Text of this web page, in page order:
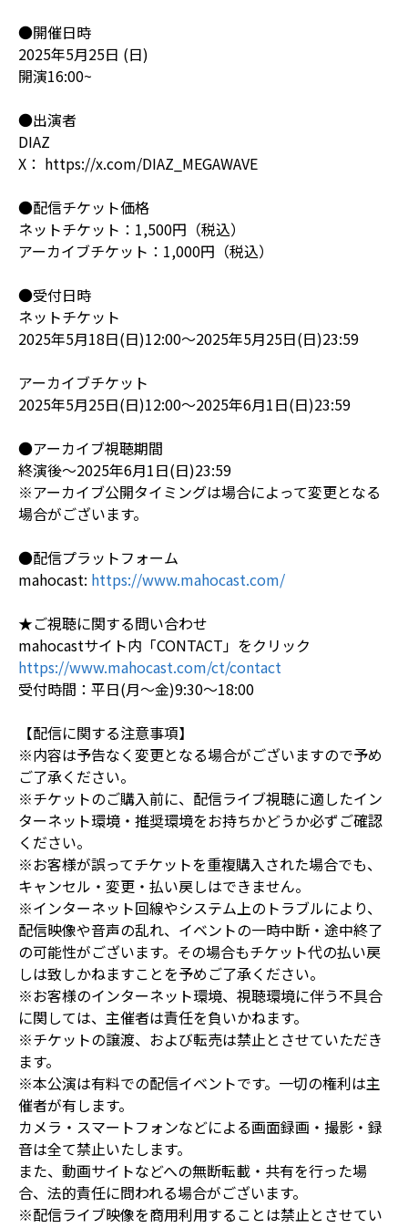
●開催日時
2025年5月25日 (日)
開演16:00~
●出演者
DIAZ
X： https://x.com/DIAZ_MEGAWAVE
●配信チケット価格
ネットチケット：1,500円（税込）
アーカイブチケット：1,000円（税込）
●受付日時
ネットチケット
2025年5月18日(日)12:00～2025年5月25日(日)23:59
アーカイブチケット
2025年5月25日(日)12:00～2025年6月1日(日)23:59
●アーカイブ視聴期間
終演後～2025年6月1日(日)23:59
※アーカイブ公開タイミングは場合によって変更となる
場合がございます。
●配信プラットフォーム
mahocast: https://www.mahocast.com/
★ご視聴に関する問い合わせ
mahocastサイト内「CONTACT」をクリック
https://www.mahocast.com/ct/contact
受付時間：平日(月～金)9:30～18:00
【配信に関する注意事項】
※内容は予告なく変更となる場合がございますので予め
ご了承ください。
※チケットのご購入前に、配信ライブ視聴に適したイン
ターネット環境・推奨環境をお持ちかどうか必ずご確認
ください。
※お客様が誤ってチケットを重複購入された場合でも、
キャンセル・変更・払い戻しはできません。
※インターネット回線やシステム上のトラブルにより、
配信映像や音声の乱れ、イベントの一時中断・途中終了
の可能性がございます。その場合もチケット代の払い戻
しは致しかねますことを予めご了承ください。
※お客様のインターネット環境、視聴環境に伴う不具合
に関しては、主催者は責任を負いかねます。
※チケットの譲渡、および転売は禁止とさせていただき
ます。
※本公演は有料での配信イベントです。一切の権利は主
催者が有します。
カメラ・スマートフォンなどによる画面録画・撮影・録
音は全て禁止いたします。
また、動画サイトなどへの無断転載・共有を行った場
合、法的責任に問われる場合がございます。
※配信ライブ映像を商用利用することは禁止とさせてい